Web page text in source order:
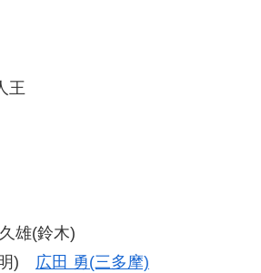
王
雄(鈴木)
) 広田 勇(三多摩)